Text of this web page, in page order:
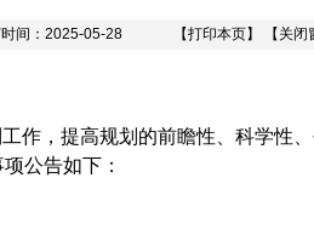
时间：2025-05-28 【打印本页】 【关闭
，提高规划的前瞻性、科学性
公告如下：